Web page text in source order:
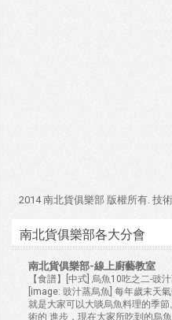
2014 南北貨俱樂部 版權所有. 技
南北貨俱樂部各大分會
南北貨俱樂部-線上廚藝教室
【食譜】[中式] 烏魚10吃之二-豉
[image: 豉汁蒸烏魚] 每年歲末天氣
就是大家可以大啖烏魚料理的季
術的 進步，現在大家所吃到的烏